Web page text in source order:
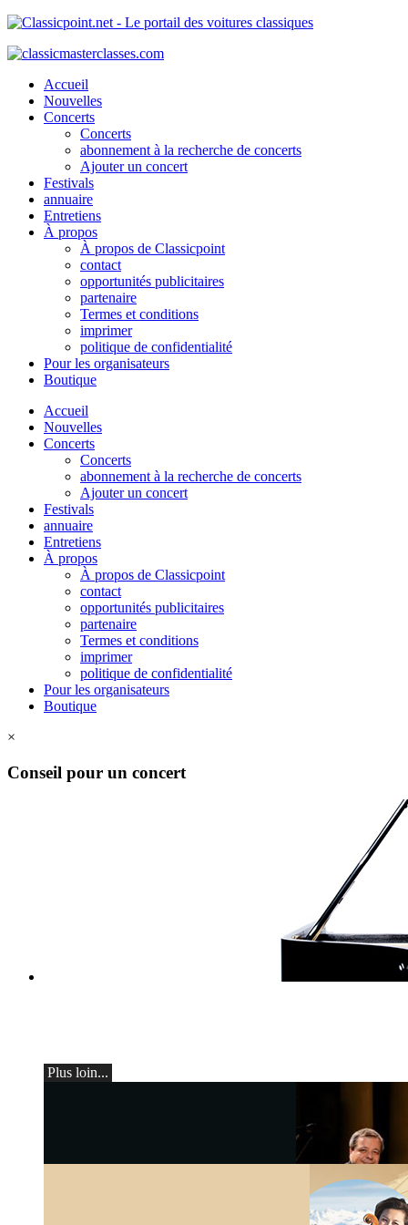
Accueil
Nouvelles
Concerts
Concerts
abonnement à la recherche de concerts
Ajouter un concert
Festivals
annuaire
Entretiens
À propos
À propos de Classicpoint
contact
opportunités publicitaires
partenaire
Termes et conditions
imprimer
politique de confidentialité
Pour les organisateurs
Boutique
Accueil
Nouvelles
Concerts
Concerts
abonnement à la recherche de concerts
Ajouter un concert
Festivals
annuaire
Entretiens
À propos
À propos de Classicpoint
contact
opportunités publicitaires
partenaire
Termes et conditions
imprimer
politique de confidentialité
Pour les organisateurs
Boutique
×
Conseil pour un concert
Plus loin...